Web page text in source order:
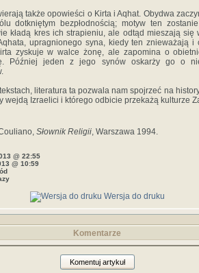
także opowieści o Kirta i Aqhat. Obydwa
dotkniętym bezpłodnością; motyw ten
kładą kres ich strapieniu, ale odtąd mieszają się
upragnionego syna, kiedy ten znieważają i
zyskuje w walce żonę, ale zapomina o
Później jeden z jego synów oskarży go o
literatura ta pozwala nam spojrzeć na
wejdą Izraelici i którego odbicie przekażą kulturze
Słownik Religii, Warszawa 1994.
@ 22:55
@ 10:59
Wersja do druku
Komentarze
Komentuj artykuł